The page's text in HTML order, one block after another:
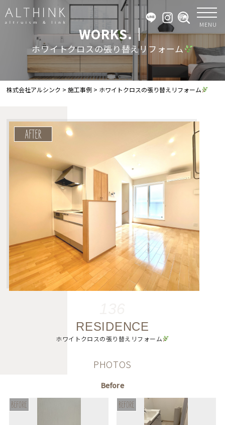
MENU
WORKS.｜
ホワイトクロスの張り替えリフォーム
株式会社アルシンク >施工事例 > ホワイトクロスの張り替えリフォーム
RESIDENCE
ホワイトクロスの張り替えリフォーム
PHOTOS
Before